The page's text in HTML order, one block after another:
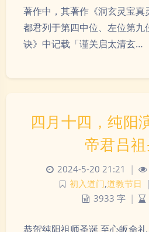
著作中，其著作《洞玄灵宝真
都君列于第四中位、左位第九
诀》中记载「谨关启太清玄…
四月十四，纯阳
帝君吕
2024-5-20 21:21
初入道门,道教节日
3933 字
恭贺纯阳祖师圣诞 至心皈命